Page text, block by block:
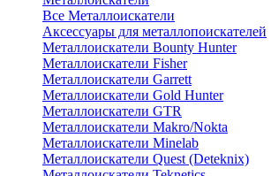
Все Металлоискатели
Аксессуары для металлопоискателей
Металлоискатели Bounty Hunter
Металлоискатели Fisher
Металлоискатели Garrett
Металлоискатели Gold Hunter
Металлоискатели GTR
Металлоискатели Makro/Nokta
Металлоискатели Minelab
Металлоискатели Quest (Deteknix)